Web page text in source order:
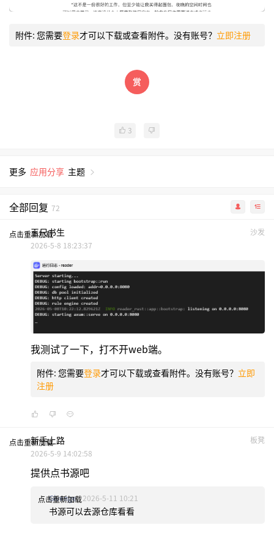
附件: 您需要登录才可以下载或查看附件。没有账号？ 立即注册
3
更多 应用分享 主题
全部回复 72
点击重新加载 沙发
玉尺书生
2026-5-8 18:23:37
我测试了一下，打不开web端。
附件: 您需要登录才可以下载或查看附件。没有账号？ 立即
注册
点击重新加载 板凳
新手上路
2026-5-9 14:02:58
提供点书源吧
点击重新加载
Givenge 2026-5-11 10:21
书源可以去源仓库看看